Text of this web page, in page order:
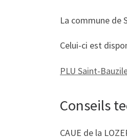
La commune de
Celui-ci est
PLU Saint-
Conseils
CAUE de la